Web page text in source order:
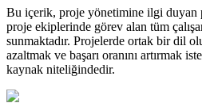
Bu içerik, proje yönetimine ilgi duyan
proje ekiplerinde görev alan tüm
sunmaktadır. Projelerde ortak bir dil
azaltmak ve başarı oranını artırmak
kaynak niteliğindedir.